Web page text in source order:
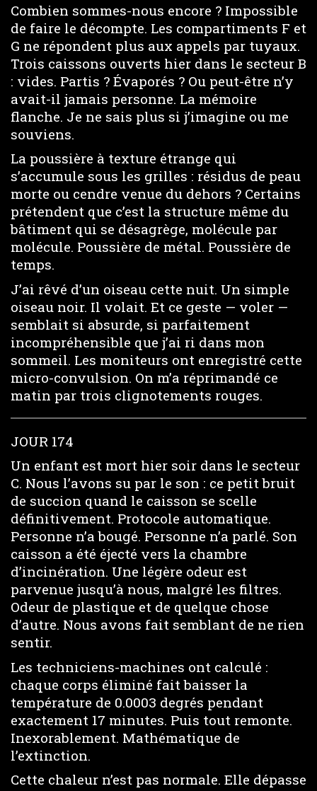
Combien sommes-nous encore ? Impossible
de faire le décompte. Les compartiments F et
G ne répondent plus aux appels par tuyaux.
Trois caissons ouverts hier dans le secteur B
: vides. Partis ? Évaporés ? Ou peut-être n’y
avait-il jamais personne. La mémoire
flanche. Je ne sais plus si j’imagine ou me
souviens.
La poussière à texture étrange qui
s’accumule sous les grilles : résidus de peau
morte ou cendre venue du dehors ? Certains
prétendent que c’est la structure même du
bâtiment qui se désagrège, molécule par
molécule. Poussière de métal. Poussière de
temps.
J’ai rêvé d’un oiseau cette nuit. Un simple
oiseau noir. Il volait. Et ce geste — voler —
semblait si absurde, si parfaitement
incompréhensible que j’ai ri dans mon
sommeil. Les moniteurs ont enregistré cette
micro-convulsion. On m’a réprimandé ce
matin par trois clignotements rouges.
JOUR 174
Un enfant est mort hier soir dans le secteur
C. Nous l’avons su par le son : ce petit bruit
de succion quand le caisson se scelle
définitivement. Protocole automatique.
Personne n’a bougé. Personne n’a parlé. Son
caisson a été éjecté vers la chambre
d’incinération. Une légère odeur est
parvenue jusqu’à nous, malgré les filtres.
Odeur de plastique et de quelque chose
d’autre. Nous avons fait semblant de ne rien
sentir.
Les techniciens-machines ont calculé :
chaque corps éliminé fait baisser la
température de 0.0003 degrés pendant
exactement 17 minutes. Puis tout remonte.
Inexorablement. Mathématique de
l’extinction.
Cette chaleur n’est pas normale. Elle dépasse